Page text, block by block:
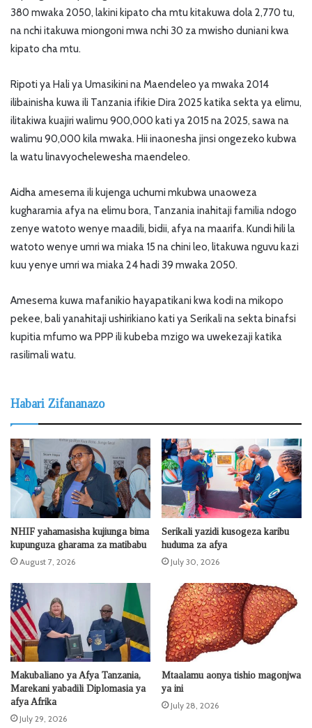
380 mwaka 2050, lakini kipato cha mtu kitakuwa dola 2,770 tu,
na nchi itakuwa miongoni mwa nchi 30 za mwisho duniani kwa
kipato cha mtu.
Ripoti ya Hali ya Umasikini na Maendeleo ya mwaka 2014
ilibainisha kuwa ili Tanzania ifikie Dira 2025 katika sekta ya elimu,
ilitakiwa kuajiri walimu 900,000 kati ya 2015 na 2025, sawa na
walimu 90,000 kila mwaka. Hii inaonesha jinsi ongezeko kubwa
la watu linavyochelewesha maendeleo.
Aidha amesema ili kujenga uchumi mkubwa unaoweza
kugharamia afya na elimu bora, Tanzania inahitaji familia ndogo
zenye watoto wenye maadili, bidii, afya na maarifa. Kundi hili la
watoto wenye umri wa miaka 15 na chini leo, litakuwa nguvu kazi
kuu yenye umri wa miaka 24 hadi 39 mwaka 2050.
Amesema kuwa mafanikio hayapatikani kwa kodi na mikopo
pekee, bali yanahitaji ushirikiano kati ya Serikali na sekta binafsi
kupitia mfumo wa PPP ili kubeba mzigo wa uwekezaji katika
rasilimali watu.
Habari Zifananazo
NHIF yahamasisha kujiunga bima
kupunguza gharama za matibabu
August 7, 2026
Serikali yazidi kusogeza karibu
huduma za afya
July 30, 2026
Makubaliano ya Afya Tanzania,
Marekani yabadili Diplomasia ya
afya Afrika
July 29, 2026
Mtaalamu aonya tishio magonjwa
ya ini
July 28, 2026